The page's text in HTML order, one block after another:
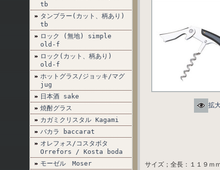
tb
タンブラー(カット、柄あり)
tb
ロック (無地) simple
old-f
ロック(カット、柄あり)
old-f
ホットグラス/ジョッキ/マグ
jug
日本酒 sake
焼酎グラス
カガミクリスタル Kagami
バカラ baccarat
オレフォス/コスタボタ
Orrefors / Kosta boda
モーゼル Moser
拡
サイズ；全長：１１９ｍ